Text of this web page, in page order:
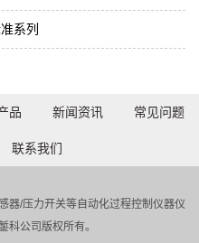
系列
品 新闻资讯 常见问题
联系我们
器/压力开关等自动化过程控制仪器仪
科公司版权所有。